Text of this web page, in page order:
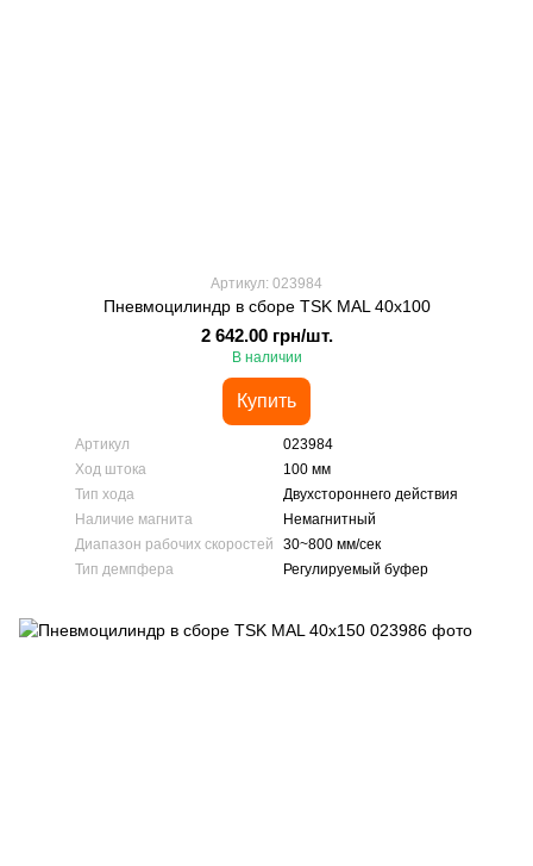
Артикул: 023984
Пневмоцилиндр в сборе TSK MAL 40x100
2 642.00 грн/шт.
В наличии
Купить
Артикул
023984
Ход штока
100 мм
Тип хода
Двухстороннего действия
Наличие магнита
Немагнитный
Диапазон рабочих скоростей
30~800 мм/сек
Тип демпфера
Регулируемый буфер